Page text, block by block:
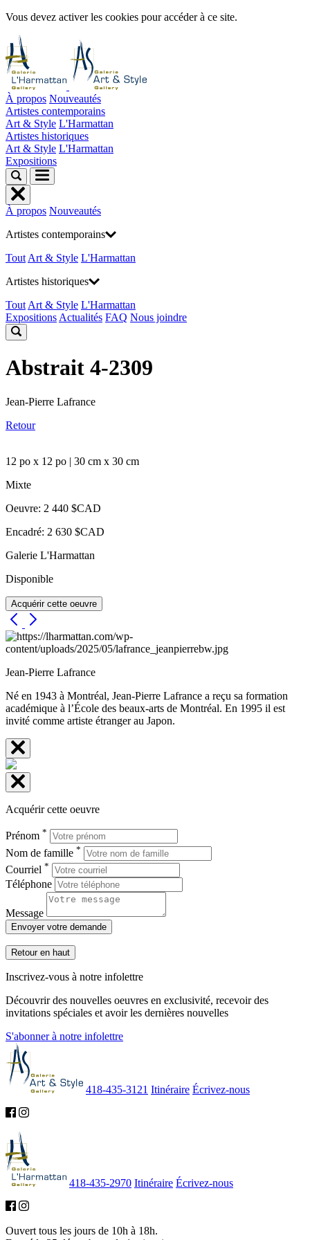
Vous devez activer les cookies pour accéder à ce site.
À propos Nouveautés
Artistes contemporains
Art & Style L'Harmattan
Artistes historiques
Art & Style L'Harmattan
Expositions
À propos Nouveautés
Artistes contemporains
Tout Art & Style L'Harmattan
Artistes historiques
Tout Art & Style L'Harmattan
Expositions Actualités FAQ Nous joindre
Abstrait 4-2309
Jean-Pierre Lafrance
Retour
12 po x 12 po | 30 cm x 30 cm
Mixte
Oeuvre: 2 440 $CAD
Encadré: 2 630 $CAD
Galerie L'Harmattan
Disponible
Acquérir cette oeuvre
Jean-Pierre Lafrance
Né en 1943 à Montréal, Jean-Pierre Lafrance a reçu sa formation
académique à l’École des beaux-arts de Montréal. En 1995 il est
invité comme artiste étranger au Japon.
Acquérir cette oeuvre
Prénom *
Nom de famille *
Courriel *
Téléphone
Message
Envoyer votre demande
Retour en haut
Inscrivez-vous à notre infolettre
Découvrir des nouvelles oeuvres en exclusivité, recevoir des
invitations spéciales et avoir les dernières nouvelles
S'abonner à notre infolettre
418-435-3121 Itinéraire Écrivez-nous
418-435-2970 Itinéraire Écrivez-nous
Ouvert tous les jours de 10h à 18h.